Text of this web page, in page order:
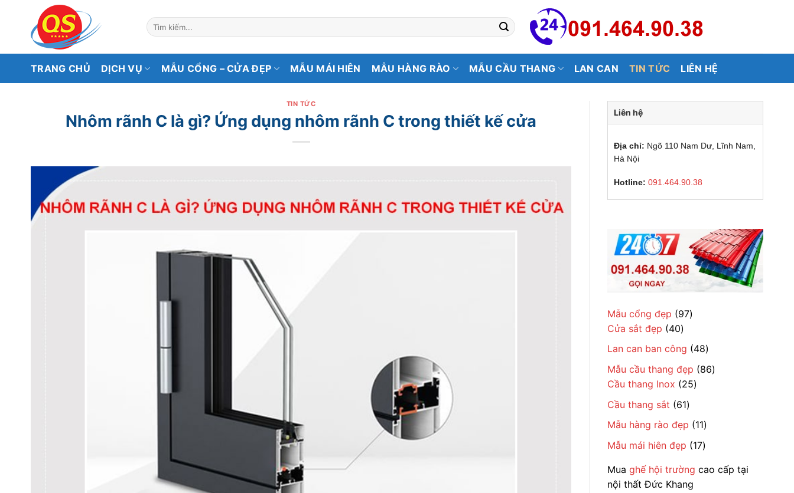
dung
Tìm
kiếm:
TRANG CHỦ DỊCH VỤ MẪU CỔNG – CỬA ĐẸP MẪU MÁI HIÊN MẪU HÀNG RÀO MẪU CẦU THANG LAN CAN TIN TỨC LIÊN HỆ
TIN TỨC
Nhôm rãnh C là gì? Ứng dụng nhôm rãnh C trong thiết kế cửa Liên hệ
Địa chỉ: Ngõ 110 Nam Dư, Lĩnh Nam,
Hà Nội
Hotline: 091.464.90.38
Mẫu cổng đẹp 9797
phẩm
Cửa sắt đẹp 4040
sản
phẩm
Lan can ban công 4848
sản
phẩm
Mẫu cầu thang đẹp 8686
Cầu thang Inox 2525
Cầu thang sắt 6161
sản
phẩm
Mẫu hàng rào đẹp 1111
sản
phẩm
Mẫu mái hiên đẹp 1717
phẩm
Mua ghế hội trường cao cấp tại
nội thất Đức Khang